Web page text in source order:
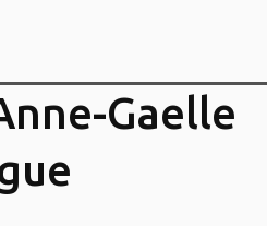
Gaelle